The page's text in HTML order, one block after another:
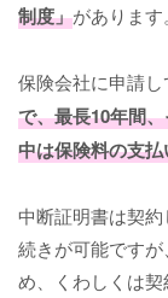
制度」があります。
保険会社に申請し
で、最長10年間
中は保険料の支
中断証明書は契
続きが可能です
め、くわしくは